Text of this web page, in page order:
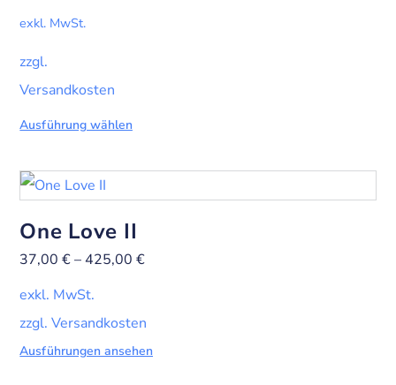
exkl. MwSt.
zzgl.
Versandkosten
Ausführung wählen
One Love II
37,00€– 425,00€
exkl. MwSt.
zzgl. Versandkosten
Ausführungen ansehen